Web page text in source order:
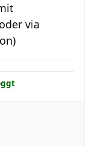
via